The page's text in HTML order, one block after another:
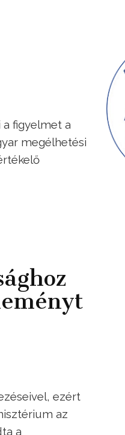
figyelmet a
megélhetési
ezért
az
a